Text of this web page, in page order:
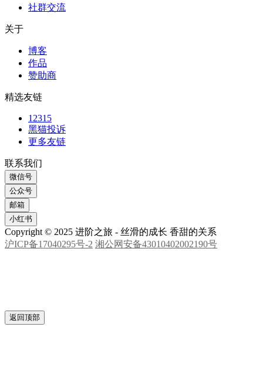
Copyright © 2025 进阶之旅 - 丝滑的成长 香甜的关系
返回顶部